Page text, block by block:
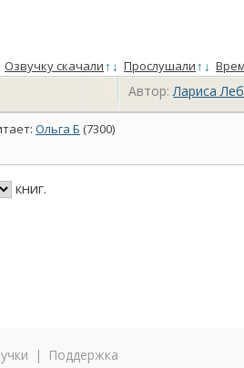
Озвучку скачали↑ ↓ Прослушали↑ ↓
Автор:Лариса
Ольга Б (7300)
книг.
| Поддержка